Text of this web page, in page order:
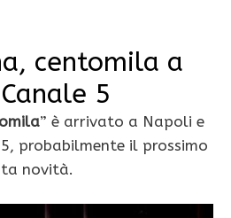
centomila a
5
” è arrivato a Napoli e
probabilmente il prossimo
novità.